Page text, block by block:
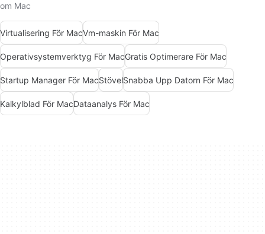
om Mac
Virtualisering För MacVm-maskin För Mac
Operativsystemverktyg För MacGratis Optimerare För Mac
Startup Manager För MacStövelSnabba Upp Datorn För Mac
Kalkylblad För MacDataanalys För Mac